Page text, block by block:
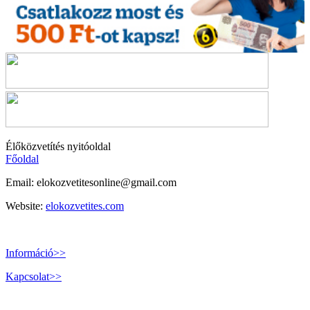
Élőközvetítés nyitóoldal
Főoldal
Email: elokozvetitesonline@gmail.com
Website: elokozvetites.com
Információ>>
Kapcsolat>>